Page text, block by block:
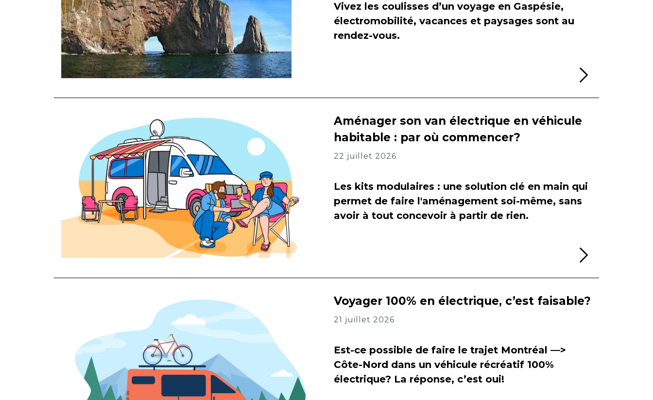
Vivez les coulisses d’un voyage en Gaspésie,
électromobilité, vacances et paysages sont au
rendez-vous.
Aménager son van électrique en véhicule
habitable : par où commencer?
22 juillet 2026
Les kits modulaires : une solution clé en main qui
permet de faire l'aménagement soi-même, sans
avoir à tout concevoir à partir de rien.
Voyager 100% en électrique, c’est faisable?
21 juillet 2026
Est-ce possible de faire le trajet Montréal —>
Côte-Nord dans un véhicule récréatif 100%
électrique? La réponse, c’est oui!